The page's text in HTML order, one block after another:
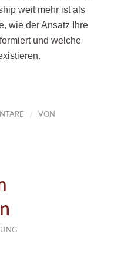
weit mehr ist als
wie der Ansatz Ihre
und welche
/ VON